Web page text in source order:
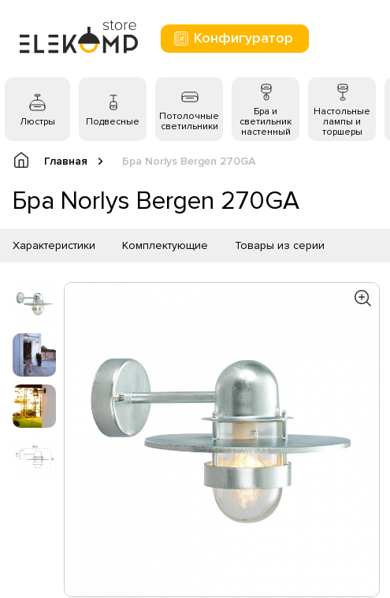
Конфигуратор
Люстры Подвесные
Потолочные
светильники
Бра и
светильник
настенный
Настольные
лампы и
торшеры
Главная Бра Norlys Bergen 270GA
Бра Norlys Bergen 270GA
Характеристики Комплектующие Товары из серии